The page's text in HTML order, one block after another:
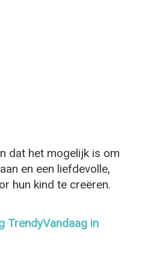
dat het mogelijk is om
en een liefdevolle,
hun kind te creëren.
TrendyVandaag in